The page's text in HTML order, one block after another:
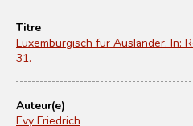
Titre
Luxemburgisch für Ausländer. In:
31.
Auteur(e)
Evy Friedrich